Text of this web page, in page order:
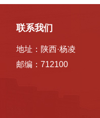
联系我们
地址：陕西·杨凌
邮编：712100